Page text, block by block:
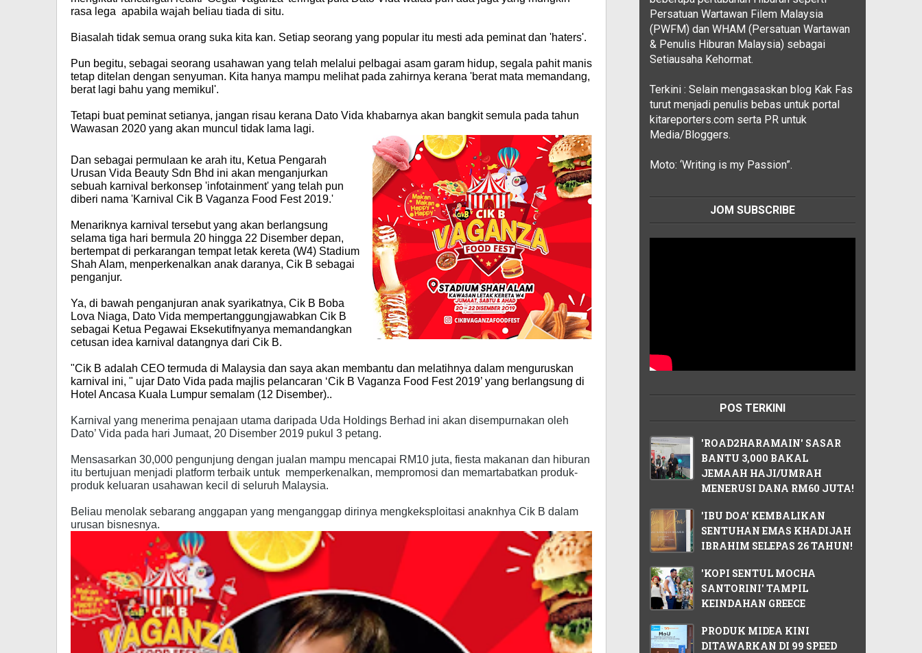
rasa lega apabila wajah beliau tiada di situ.
Biasalah tidak semua orang suka kita kan. Setiap seorang yang popular itu mesti ada peminat dan 'haters'.
Pun begitu, sebagai seorang usahawan yang telah melalui pelbagai asam garam hidup, segala pahit manis
tetap ditelan dengan senyuman. Kita hanya mampu melihat pada zahirnya kerana 'berat mata memandang,
berat lagi bahu yang memikul'.
Tetapi buat peminat setianya, jangan risau kerana Dato Vida khabarnya akan bangkit semula pada tahun
Wawasan 2020 yang akan muncul tidak lama lagi.
Dan sebagai permulaan ke arah itu, Ketua Pengarah
Urusan Vida Beauty Sdn Bhd ini akan menganjurkan
sebuah karnival berkonsep 'infotainment' yang telah pun
diberi nama 'Karnival Cik B Vaganza Food Fest 2019.'
Menariknya karnival tersebut yang akan berlangsung
selama tiga hari bermula 20 hingga 22 Disember depan,
bertempat di perkarangan tempat letak kereta (W4) Stadium
Shah Alam, menperkenalkan anak daranya, Cik B sebagai
penganjur.
Ya, di bawah penganjuran anak syarikatnya, Cik B Boba
Lova Niaga, Dato Vida mempertanggungjawabkan Cik B
sebagai Ketua Pegawai Eksekutifnyanya memandangkan
cetusan idea karnival datangnya dari Cik B.
"Cik B adalah CEO termuda di Malaysia dan saya akan membantu dan melatihnya dalam menguruskan
karnival ini, " ujar Dato Vida pada majlis pelancaran ‘Cik B Vaganza Food Fest 2019’ yang berlangsung di
Hotel Ancasa Kuala Lumpur semalam (12 Disember)..
Karnival yang menerima penajaan utama daripada Uda Holdings Berhad ini akan disempurnakan oleh
Dato’ Vida pada hari Jumaat, 20 Disember 2019 pukul 3 petang.
Mensasarkan 30,000 pengunjung dengan jualan mampu mencapai RM10 juta, fiesta makanan dan hiburan
itu bertujuan menjadi platform terbaik untuk memperkenalkan, mempromosi dan memartabatkan produk-
produk keluaran usahawan kecil di seluruh Malaysia.
Beliau menolak sebarang anggapan yang menganggap dirinya mengkeksploitasi anaknhya Cik B dalam
urusan bisnesnya.
Persatuan Wartawan Filem Malaysia
(PWFM) dan WHAM (Persatuan Wartawan
& Penulis Hiburan Malaysia) sebagai
Setiausaha Kehormat.
Terkini : Selain mengasaskan blog Kak Fas
turut menjadi penulis bebas untuk portal
kitareporters.com serta PR untuk
Media/Bloggers.
Moto: ‘Writing is my Passion”.
JOM SUBSCRIBE
POS TERKINI
'ROAD2HARAMAIN' SASAR
BANTU 3,000 BAKAL
JEMAAH HAJI/UMRAH
MENERUSI DANA RM60 JUTA!
'IBU DOA' KEMBALIKAN
SENTUHAN EMAS KHADIJAH
IBRAHIM SELEPAS 26 TAHUN!
'KOPI SENTUL MOCHA
SANTORINI' TAMPIL
KEINDAHAN GREECE
PRODUK MIDEA KINI
DITAWARKAN DI 99 SPEED